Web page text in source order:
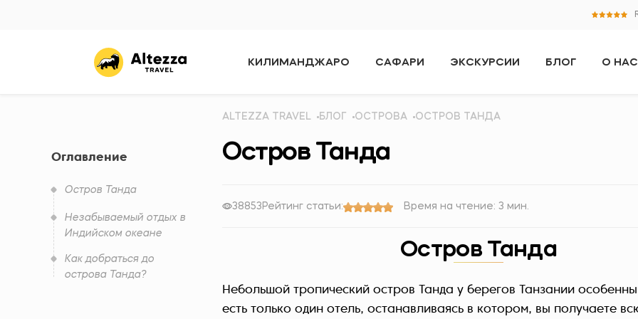
КИЛИМАНДЖАРО САФАРИ ЭКСКУРСИИ БЛОГ О НАС
Оглавление
Остров Танда
Незабываемый отдых в
Индийском океане
Как добраться до
острова Танда?
ALTEZZA TRAVEL БЛОГ ОСТРОВА ОСТРОВ ТАНДА
Остров Танда
38853 Рейтинг статьи: Время на чтение: 3 мин.
Остров Танда
Небольшой тропический остров Танда у берегов Танзании
есть только один отель, останавливаясь в котором, вы получаете